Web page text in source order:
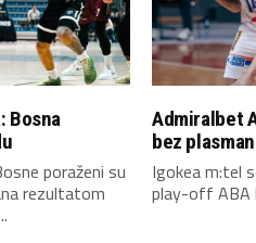
Bosna
poraženi su
rezultatom
Admiralbet
bez
Igokea m:tel
play-off ABA